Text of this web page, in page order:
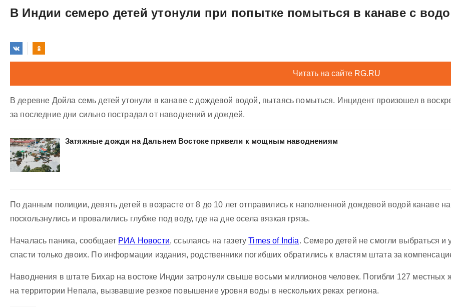
В Индии семеро детей утонули при попытке помыться в канаве с
Читать на сайте RG.RU
В деревне Дойла семь детей утонули в канаве с дождевой водой, пытаясь помыться. Инцидент произошел в
за последние дни сильно пострадал от наводнений и дождей.
Затяжные дожди на Дальнем Востоке привели к мощным наводнениям
По данным полиции, девять детей в возрасте от 8 до 10 лет отправились к наполненной дождевой водой канаве
поскользнулись и провалились глубже под воду, где на дне осела вязкая грязь.
Началась паника, сообщает РИА Новости, ссылаясь на газетуTimes of India. Семеро детей не смогли выбраться
спасти только двоих. По информации издания, родственники погибших обратились к властям штата за
Наводнения в штате Бихар на востоке Индии затронули свыше восьми миллионов человек. Погибли 127 местных
на территории Непала, вызвавшие резкое повышение уровня воды в нескольких реках региона.